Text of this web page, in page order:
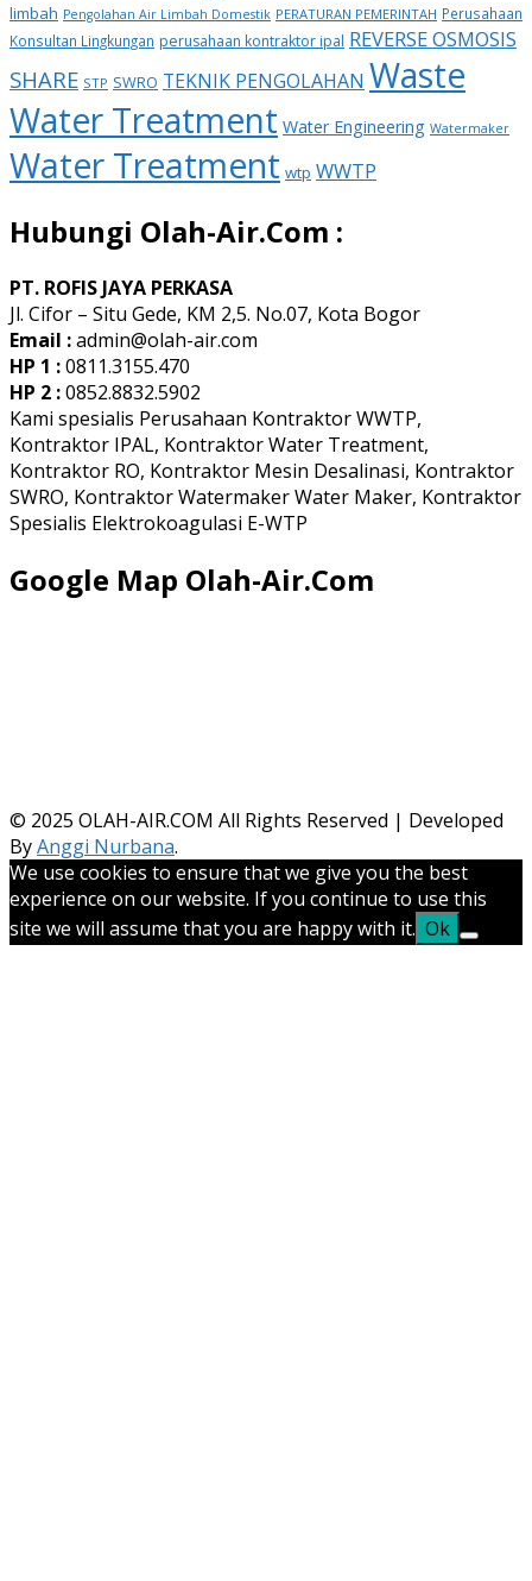
limbah Pengolahan Air Limbah Domestik PERATURAN PEMERINTAH Perusahaan
Konsultan Lingkungan perusahaan kontraktor ipal REVERSE OSMOSIS
SHARE STP SWRO TEKNIK PENGOLAHAN Waste
Water Treatment Water Engineering Watermaker
Water Treatment wtp WWTP
Hubungi Olah-Air.Com :
PT. ROFIS JAYA PERKASA
Jl. Cifor – Situ Gede, KM 2,5. No.07, Kota Bogor
Email :admin@olah-air.com
HP 1 :0811.3155.470
HP 2 :0852.8832.5902
Kami spesialis Perusahaan Kontraktor WWTP,
Kontraktor IPAL, Kontraktor Water Treatment,
Kontraktor RO, Kontraktor Mesin Desalinasi, Kontraktor
SWRO, Kontraktor Watermaker Water Maker, Kontraktor
Spesialis Elektrokoagulasi E-WTP
Google Map Olah-Air.Com
© 2025 OLAH-AIR.COM All Rights Reserved | Developed
ByAnggi Nurbana.
We use cookies to ensure that we give you the best
experience on our website. If you continue to use this
site we will assume that you are happy with it. Ok